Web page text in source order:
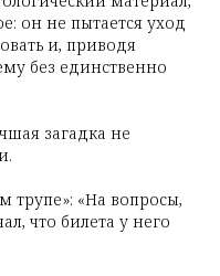
он не пытается уход
и, приводя
без единственно
загадка не
трупе»: «На вопросы,
что билета у него